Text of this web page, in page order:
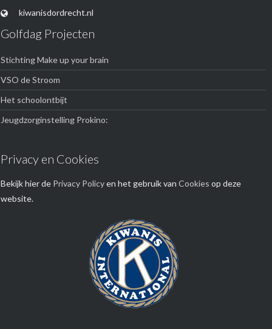
kiwanisdordrecht.nl
Golfdag Projecten
Stichting Make up your brain
VSO de Stroom
Het schoolontbijt
Jeugdzorginstelling Prokino:
Privacy en Cookies
Bekijk hier de Privacy Policyen het gebruik vanCookies op deze
website.